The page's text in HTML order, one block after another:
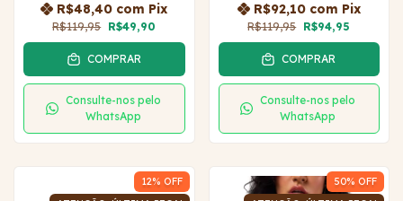
R$119,95 R$49,90
R$48,40 com Pix
COMPRAR
Consulte-nos pelo
WhatsApp
R$119,95 R$94,95
R$92,10 com Pix
COMPRAR
Consulte-nos pelo
WhatsApp
12% OFF
50% OFF